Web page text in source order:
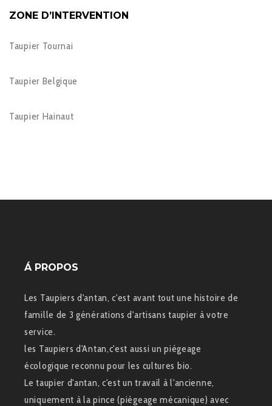
ZONE D’INTERVENTION
Taupier Tournai
Taupier Belgique
Taupier Hainaut
Á PROPOS
Les Taupiers d'antan, c'est avant tout une histoire de
famille de 3 générations d'artisans taupier à votre
service.
les Taupiers d'Antan,c'est aussi un piégeage
écologique reconnu pour les cultures bio.
Le taupier d'antan, c'est un travail à l'ancienne,
uniquement à la pince (piégeage mécanique) avec